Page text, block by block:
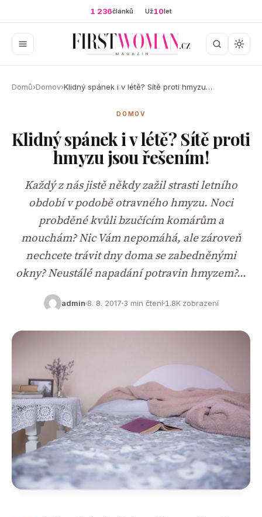
1 236článků Už10let
Domů›Domov›Klidný spánek i v létě? Sítě proti hmyzu…
DOMOV
Klidný spánek i v létě? Sítě proti
hmyzu jsou řešením!
Každý z nás jistě někdy zažil strasti letního
období v podobě otravného hmyzu. Noci
probděné kvůli bzučícím komárům a
mouchám? Nic Vám nepomáhá, ale zároveň
nechcete trávit dny doma se zabedněnými
okny? Neustálé napadání potravin hmyzem?…
admin 8. 8. 2017 3 min čtení1.8K zobrazení